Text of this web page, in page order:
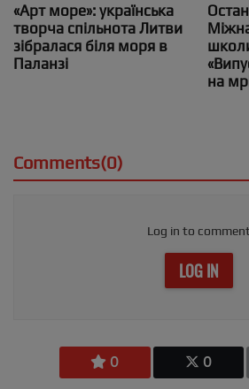
0 0
«Арт море»: українська
творча спільнота Литви
зібралася біля моря в
Паланзі
на
Comments(0)
Log in to
LOG IN